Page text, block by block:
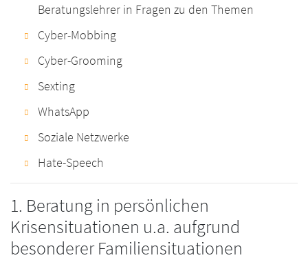
Beratungslehrer in Fragen zu den Themen
Cyber-Mobbing
Cyber-Grooming
Sexting
WhatsApp
Soziale Netzwerke
Hate-Speech
1. Beratung in persönlichen
Krisensituationen u.a. aufgrund
besonderer Familiensituationen